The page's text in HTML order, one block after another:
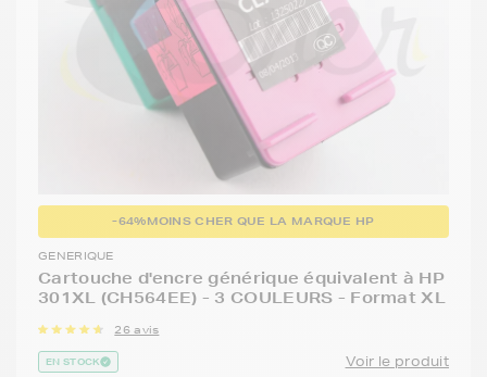
-64%MOINS CHER QUE LA MARQUE HP
GENERIQUE
Cartouche d'encre générique équivalent à HP
301XL (CH564EE) - 3 COULEURS - Format XL
26 avis
EN STOCK Voir le produit